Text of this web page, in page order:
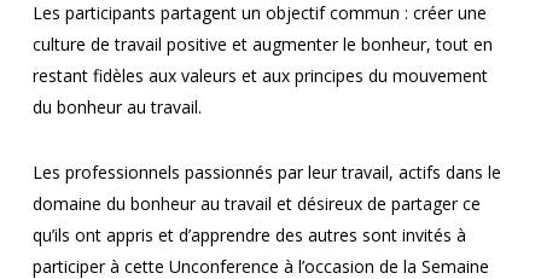
Les participants partagent un objectif commun : créer une
culture de travail positive et augmenter le bonheur, tout en
restant fidèles aux valeurs et aux principes du mouvement
du bonheur au travail.
Les professionnels passionnés par leur travail, actifs dans le
domaine du bonheur au travail et désireux de partager ce
qu’ils ont appris et d’apprendre des autres sont invités à
participer à cette Unconference à l’occasion de la Semaine